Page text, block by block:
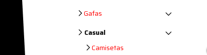
Gafas
Casual
Camisetas